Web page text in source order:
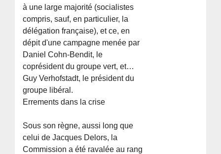
à une large majorité (socialistes
compris, sauf, en particulier, la
délégation française), et ce, en
dépit d'une campagne menée par
Daniel Cohn-Bendit, le
coprésident du groupe vert, et…
Guy Verhofstadt, le président du
groupe libéral.
Errements dans la crise
Sous son règne, aussi long que
celui de Jacques Delors, la
Commission a été ravalée au rang